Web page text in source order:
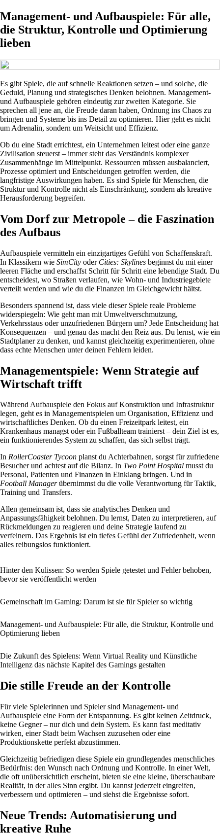
Management- und Aufbauspiele: Für alle,
die Struktur, Kontrolle und Optimierung
lieben
Es gibt Spiele, die auf schnelle Reaktionen setzen – und solche, die
Geduld, Planung und strategisches Denken belohnen. Management-
und Aufbauspiele gehören eindeutig zur zweiten Kategorie. Sie
sprechen all jene an, die Freude daran haben, Ordnung ins Chaos zu
bringen und Systeme bis ins Detail zu optimieren. Hier geht es nicht
um Adrenalin, sondern um Weitsicht und Effizienz.
Ob du eine Stadt errichtest, ein Unternehmen leitest oder eine ganze
Zivilisation steuerst – immer steht das Verständnis komplexer
Zusammenhänge im Mittelpunkt. Ressourcen müssen ausbalanciert,
Prozesse optimiert und Entscheidungen getroffen werden, die
langfristige Auswirkungen haben. Es sind Spiele für Menschen, die
Struktur und Kontrolle nicht als Einschränkung, sondern als kreative
Herausforderung begreifen.
Vom Dorf zur Metropole – die Faszination
des Aufbaus
Aufbauspiele vermitteln ein einzigartiges Gefühl von Schaffenskraft.
In Klassikern wie SimCity oder Cities: Skylines beginnst du mit einer
leeren Fläche und erschaffst Schritt für Schritt eine lebendige Stadt. Du
entscheidest, wo Straßen verlaufen, wie Wohn- und Industriegebiete
verteilt werden und wie du die Finanzen im Gleichgewicht hältst.
Besonders spannend ist, dass viele dieser Spiele reale Probleme
widerspiegeln: Wie geht man mit Umweltverschmutzung,
Verkehrsstaus oder unzufriedenen Bürgern um? Jede Entscheidung hat
Konsequenzen – und genau das macht den Reiz aus. Du lernst, wie ein
Stadtplaner zu denken, und kannst gleichzeitig experimentieren, ohne
dass echte Menschen unter deinen Fehlern leiden.
Managementspiele: Wenn Strategie auf
Wirtschaft trifft
Während Aufbauspiele den Fokus auf Konstruktion und Infrastruktur
legen, geht es in Managementspielen um Organisation, Effizienz und
wirtschaftliches Denken. Ob du einen Freizeitpark leitest, ein
Krankenhaus managst oder ein Fußballteam trainierst – dein Ziel ist es,
ein funktionierendes System zu schaffen, das sich selbst trägt.
In RollerCoaster Tycoon planst du Achterbahnen, sorgst für zufriedene
Besucher und achtest auf die Bilanz. In Two Point Hospital musst du
Personal, Patienten und Finanzen in Einklang bringen. Und in
Football Managerübernimmst du die volle Verantwortung für Taktik,
Training und Transfers.
Allen gemeinsam ist, dass sie analytisches Denken und
Anpassungsfähigkeit belohnen. Du lernst, Daten zu interpretieren, auf
Rückmeldungen zu reagieren und deine Strategie laufend zu
verfeinern. Das Ergebnis ist ein tiefes Gefühl der Zufriedenheit, wenn
alles reibungslos funktioniert.
Hinter den Kulissen: So werden Spiele getestet und Fehler behoben,
bevor sie veröffentlicht werden
Gemeinschaft im Gaming: Darum ist sie für Spieler so wichtig
Management- und Aufbauspiele: Für alle, die Struktur, Kontrolle und
Optimierung lieben
Die Zukunft des Spielens: Wenn Virtual Reality und Künstliche
Intelligenz das nächste Kapitel des Gamings gestalten
Die stille Freude an der Kontrolle
Für viele Spielerinnen und Spieler sind Management- und
Aufbauspiele eine Form der Entspannung. Es gibt keinen Zeitdruck,
keine Gegner – nur dich und dein System. Es kann fast meditativ
wirken, einer Stadt beim Wachsen zuzusehen oder eine
Produktionskette perfekt abzustimmen.
Gleichzeitig befriedigen diese Spiele ein grundlegendes menschliches
Bedürfnis: den Wunsch nach Ordnung und Kontrolle. In einer Welt,
die oft unübersichtlich erscheint, bieten sie eine kleine, überschaubare
Realität, in der alles Sinn ergibt. Du kannst jederzeit eingreifen,
verbessern und optimieren – und siehst die Ergebnisse sofort.
Neue Trends: Automatisierung und
kreative Ruhe